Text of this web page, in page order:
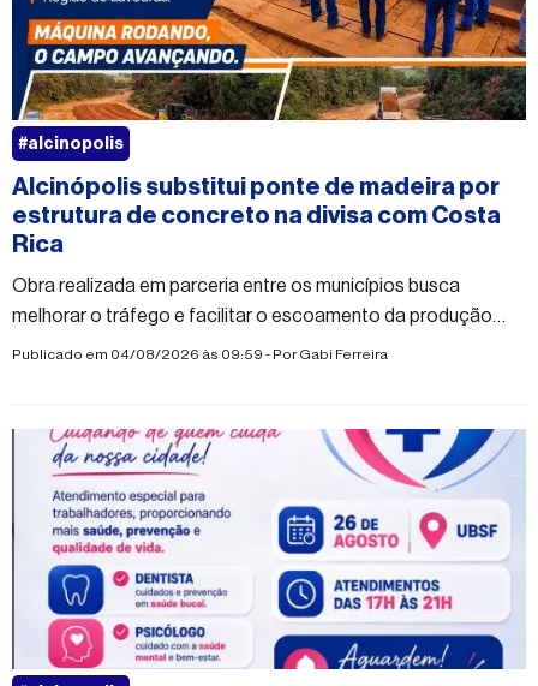
Alcinópolis substitui ponte de madeira por
estrutura de concreto na divisa com Costa
Rica
Obra realizada em parceria entre os municípios busca
melhorar o tráfego e facilitar o escoamento da produção
rural
Publicado em 04/08/2026 às 09:59 - PorGabi Ferreira
#alcinopolis